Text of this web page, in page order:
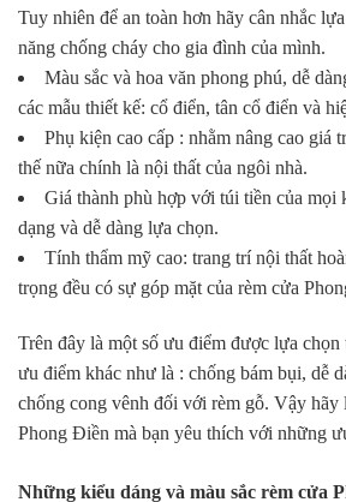
Tuy nhiên để an toàn hơn hãy cân nhắc
năng chống cháy cho gia đình của mình.
Màu sắc và hoa văn phong phú, dễ
các mẫu thiết kế: cổ điển, tân cổ điển và
Phụ kiện cao cấp : nhằm nâng cao giá
thế nữa chính là nội thất của ngôi nhà.
Giá thành phù hợp với túi tiền của mọi
dạng và dễ dàng lựa chọn.
Tính thẩm mỹ cao: trang trí nội thất
trọng đều có sự góp mặt của rèm cửa
Trên đây là một số ưu điểm được lựa
ưu điểm khác như là : chống bám bụi, dễ
chống cong vênh đối với rèm gỗ. Vậy hãy
Phong Điền mà bạn yêu thích với những
Những kiểu dáng và màu sắc rèm cửa